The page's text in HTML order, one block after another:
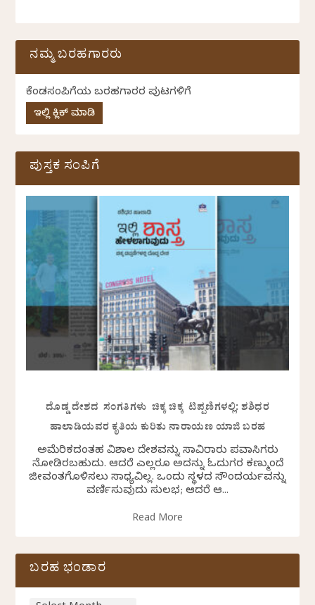
ನಮ್ಮ ಬರಹಗಾರರು
ಕೆಂಡಸಂಪಿಗೆಯ ಬರಹಗಾರರ ಪುಟಗಳಿಗೆ
ಇಲ್ಲಿ ಕ್ಲಿಕ್ ಮಾಡಿ
ಪುಸ್ತಕ ಸಂಪಿಗೆ
ದೊಡ್ಡ ದೇಶದ ಸಂಗತಿಗಳು ಚಿಕ್ಕ ಚಿಕ್ಕ ಟಿಪ್ಪಣಿಗಳಲ್ಲಿ: ಶಶಿಧರ
ಹಾಲಾಡಿಯವರ ಕೃತಿಯ ಕುರಿತು ನಾರಾಯಣ ಯಾಜಿ ಬರಹ
ಅಮೆರಿಕದಂತಹ ವಿಶಾಲ ದೇಶವನ್ನು ಸಾವಿರಾರು ಪ್ರವಾಸಿಗರು
ನೋಡಿರಬಹುದು. ಆದರೆ ಎಲ್ಲರೂ ಅದನ್ನು ಓದುಗರ ಕಣ್ಮುಂದೆ
ಜೀವಂತಗೊಳಿಸಲು ಸಾಧ್ಯವಿಲ್ಲ. ಒಂದು ಸ್ಥಳದ ಸೌಂದರ್ಯವನ್ನು
ವರ್ಣಿಸುವುದು ಸುಲಭ; ಆದರೆ ಆ...
Read More
ಬರಹ ಭಂಡಾರ